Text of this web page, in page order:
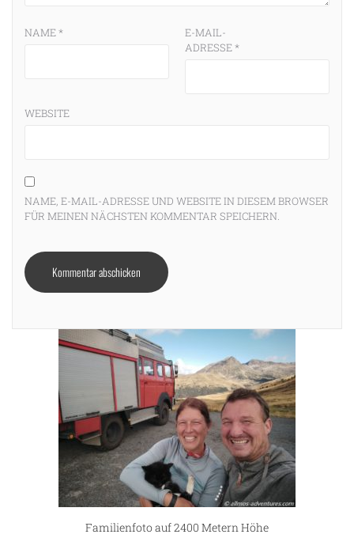
NAME*
E-MAIL-
ADRESSE*
WEBSITE
NAME, E-MAIL-ADRESSE UND WEBSITE IN DIESEM BROWSER
FÜR MEINEN NÄCHSTEN KOMMENTAR SPEICHERN.
Familienfoto auf 2400 Metern Höhe